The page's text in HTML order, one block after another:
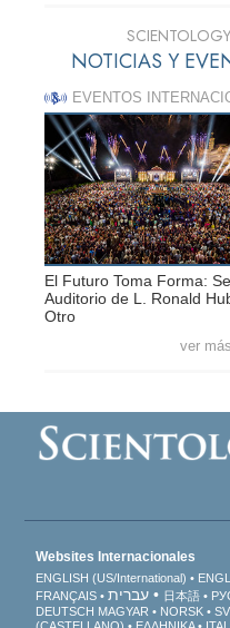
NOTICIAS Y
EVENTOS
El Futuro Toma Forma:
Auditorio de L. Ronald
Otro
ver
Websites Internacionales
ENGLISH (US/International)
FRANÇAIS
עברית 日本語
DEUTSCH MAGYAR NORSK